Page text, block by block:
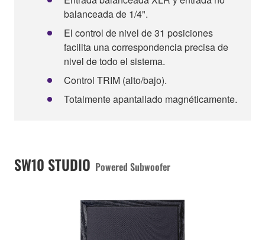
balanceada de 1/4".
El control de nivel de 31 posiciones
facilita una correspondencia precisa de
nivel de todo el sistema.
Control TRIM (alto/bajo).
Totalmente apantallado magnéticamente.
SW10 STUDIO Powered Subwoofer